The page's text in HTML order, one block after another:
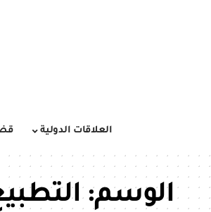
العلاقات الدولية
الوسم: